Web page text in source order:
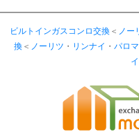
ビルトインガスコンロ交換 ＜ ノー
換 ＜ ノーリツ ・ リンナイ ・ パロマ
イ